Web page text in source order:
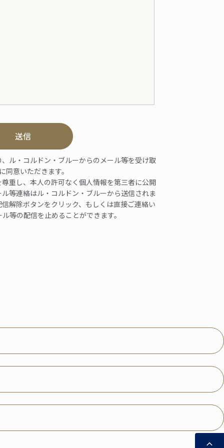
送信
ル・コルドン・ブルーからのメール等を受け取
同意いただきます。
重し、本人の許可なく個人情報を第三者に公開
等連絡はル・コルドン・ブルーから送信されま
解除ボタンをクリック、もしくは直接ご連絡い
等の配信を止めることができます。